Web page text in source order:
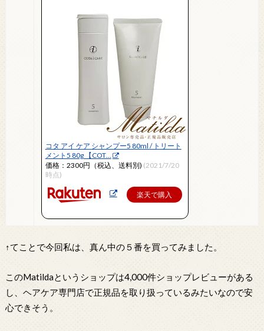
コタ アイ ケア シャンプー5 80ml / トリート
メント5 80g 【COT…
価格：2300円（税込、送料別) (2021/7/20
時点)
楽天で購入
↑てことで今回私は、真ん中の５番を買ってみました。
このMatildaというショップは4,000件ショップレビューがある
し、ヘアケア専門店で正規品を取り扱っているみたいなので安
心できそう。